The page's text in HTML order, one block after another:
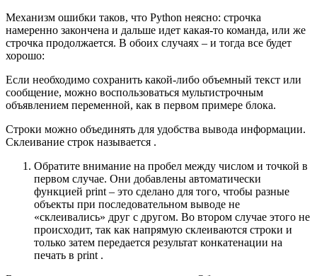
Механизм ошибки таков, что Python неясно: строчка
намеренно закончена и дальше идет какая-то команда, или же
строчка продолжается. В обоих случаях – и тогда все будет
хорошо:
Если необходимо сохранить какой-либо объемный текст или
сообщение, можно воспользоваться мультистрочным
объявлением переменной, как в первом примере блока.
Строки можно объединять для удобства вывода информации.
Склеивание строк называется .
Обратите внимание на пробел между числом и точкой в
первом случае. Они добавлены автоматически
функцией print – это сделано для того, чтобы разные
объекты при последовательном выводе не
«склеивались» друг с другом. Во втором случае этого не
происходит, так как напрямую склеиваются строки и
только затем передается результат конкатенации на
печать в print .